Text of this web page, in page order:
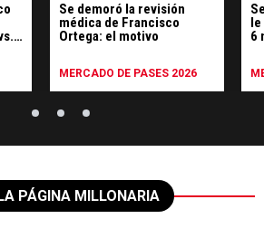
Se demoró la revisión
médica de Francisco
Ortega: el motivo
MERCADO DE PASES 2026
le
6
PÁGINA MILLONARIA